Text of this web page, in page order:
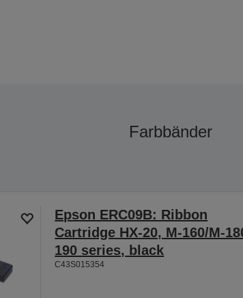
Farbbänder
Epson ERC09B: Ribbon
Cartridge HX-20, M-160/M-
190 series, black
C43S015354